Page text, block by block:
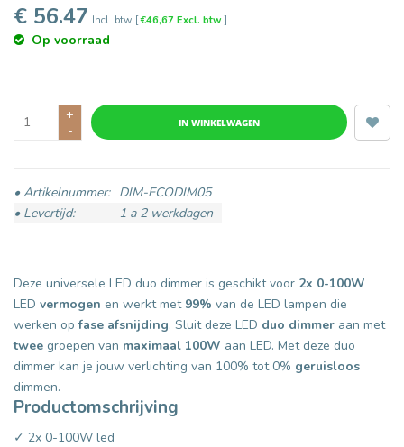
€ 56.47 Incl. btw [€46,67 Excl. btw]
Op voorraad
+
-
IN WINKELWAGEN
• Artikelnummer: DIM-ECODIM05
• Levertijd:
1 a 2 werkdagen
Deze universele LED duo dimmer is geschikt voor 2x 0-100W
LED vermogen en werkt met 99% van de LED lampen die
werken opfase afsnijding. Sluit deze LED duo dimmer aan met
twee groepen van maximaal 100W aan LED. Met deze duo
dimmer kan je jouw verlichting van 100% tot 0% geruisloos
dimmen.
Productomschrijving
✓ 2x 0-100W led